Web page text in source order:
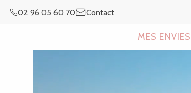
02 96 05 60 70 Contact
MES ENVIES